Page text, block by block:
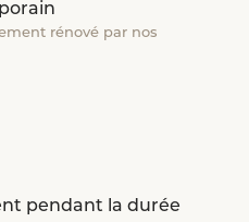
rénové par nos
pendant la durée